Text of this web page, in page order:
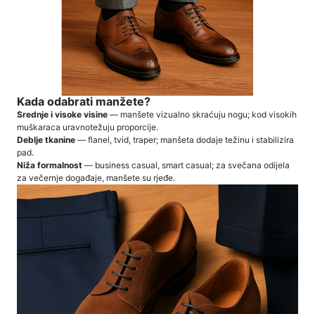
Kada odabrati manžete?
Srednje i visoke visine — manšete vizualno skraćuju nogu; kod visokih
muškaraca uravnotežuju proporcije.
Deblje tkanine — flanel, tvid, traper; manšeta dodaje težinu i stabilizira
pad.
Niža formalnost — business casual, smart casual; za svečana odijela
za večernje događaje, manšete su rjeđe.